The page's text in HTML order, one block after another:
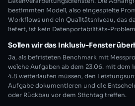
bestimmten Modell, also eingespielte
Workflows und ein Qualitätsniveau, das
liefert, ist kein Datenportabilitäts-
Sollen wir das Inklusiv-Fenster
Ja, als befristeten Benchmark mit
welche Aufgaben ab dem 23.06. mit dem
4.8 weiterlaufen müssen, den
Aufgabe dokumentieren und die
oder Rückbau vor dem Stichtag treffen.